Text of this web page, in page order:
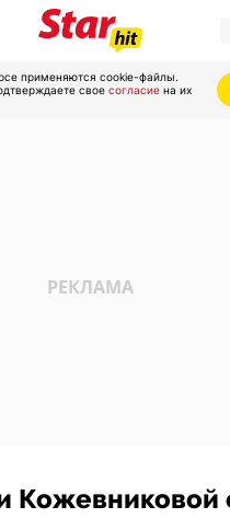
применяются cookie-файлы.
свое согласие на их
Кожевниковой